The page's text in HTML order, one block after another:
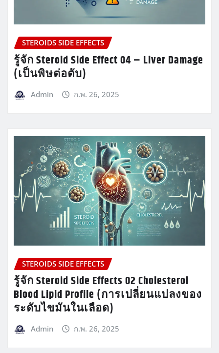
STEROIDS SIDE EFFECTS
รู้จัก Steroid Side Effect 04 – Liver Damage
(เป็นพิษต่อตับ)
Admin ก.พ. 26, 2025
STEROIDS SIDE EFFECTS
รู้จัก Steroid Side Effects 02 Cholesterol
Blood Lipid Profile (การเปลี่ยนแปลงของ
ระดับไขมันในเลือด)
Admin ก.พ. 26, 2025